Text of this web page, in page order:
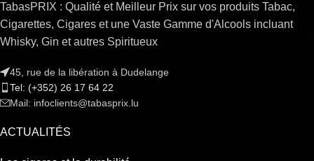
TabasPRIX : Qualité et Meilleur Prix sur vos produits Tabac,
Cigarettes, Cigares et une Vaste Gamme d'Alcools incluant
Whisky, Gin et autres Spiritueux
45, rue de la libération à Dudelange
Tel: (+352) 26 17 64 22
Mail: infoclients@tabasprix.lu
ACTUALITÉS